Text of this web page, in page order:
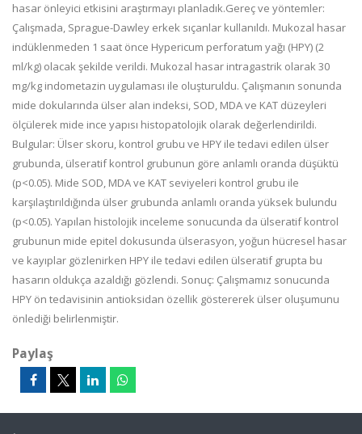
hasar önleyici etkisini araştırmayı planladık.Gereç ve yöntemler:
Çalışmada, Sprague-Dawley erkek sıçanlar kullanıldı. Mukozal hasar
indüklenmeden 1 saat önce Hypericum perforatum yağı (HPY) (2
ml/kg) olacak şekilde verildi. Mukozal hasar intragastrik olarak 30
mg/kg indometazin uygulaması ile oluşturuldu. Çalışmanın sonunda
mide dokularında ülser alan indeksi, SOD, MDA ve KAT düzeyleri
ölçülerek mide ince yapısı histopatolojik olarak değerlendirildi.
Bulgular: Ülser skoru, kontrol grubu ve HPY ile tedavi edilen ülser
grubunda, ülseratif kontrol grubunun göre anlamlı oranda düşüktü
(p<0.05). Mide SOD, MDA ve KAT seviyeleri kontrol grubu ile
karşılaştırıldığında ülser grubunda anlamlı oranda yüksek bulundu
(p<0.05). Yapılan histolojik inceleme sonucunda da ülseratif kontrol
grubunun mide epitel dokusunda ülserasyon, yoğun hücresel hasar
ve kayıplar gözlenirken HPY ile tedavi edilen ülseratif grupta bu
hasarın oldukça azaldığı gözlendi. Sonuç: Çalışmamız sonucunda
HPY ön tedavisinin antioksidan özellik göstererek ülser oluşumunu
önlediği belirlenmiştir.
Paylaş